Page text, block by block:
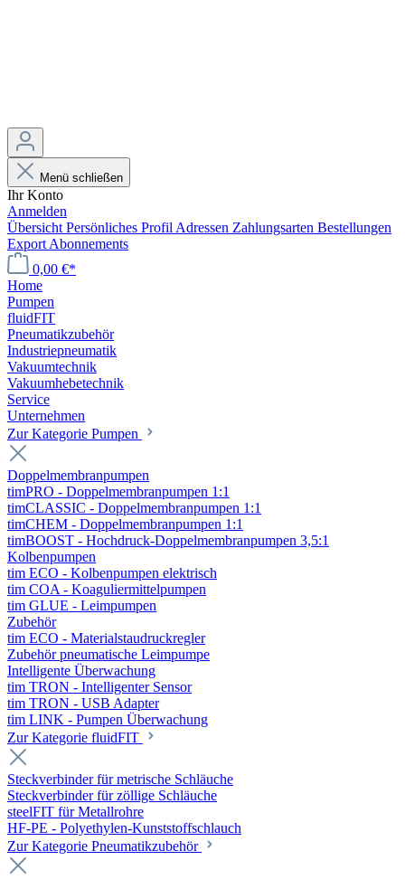
Menü schließen
Ihr Konto
Anmelden
Übersicht Persönliches Profil Adressen Zahlungsarten Bestellungen
Export Abonnements
0,00 €*
Home
Pumpen
fluidFIT
Pneumatikzubehör
Industriepneumatik
Vakuumtechnik
Vakuumhebetechnik
Service
Unternehmen
Zur Kategorie Pumpen
Doppelmembranpumpen
timPRO - Doppelmembranpumpen 1:1
timCLASSIC - Doppelmembranpumpen 1:1
timCHEM - Doppelmembranpumpen 1:1
timBOOST - Hochdruck-Doppelmembranpumpen 3,5:1
Kolbenpumpen
tim ECO - Kolbenpumpen elektrisch
tim COA - Koaguliermittelpumpen
tim GLUE - Leimpumpen
Zubehör
tim ECO - Materialstaudruckregler
Zubehör pneumatische Leimpumpe
Intelligente Überwachung
tim TRON - Intelligenter Sensor
tim TRON - USB Adapter
tim LINK - Pumpen Überwachung
Zur Kategorie fluidFIT
Steckverbinder für metrische Schläuche
Steckverbinder für zöllige Schläuche
steelFIT für Metallrohre
HF-PE - Polyethylen-Kunststoffschlauch
Zur Kategorie Pneumatikzubehör